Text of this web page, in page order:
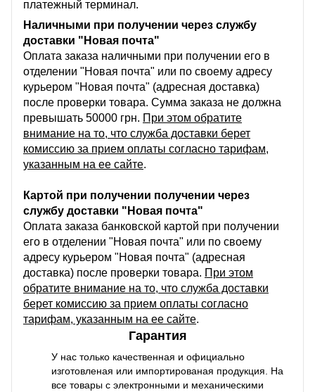
платежный терминал.
Наличными при получении через службу
доставки "Новая почта"
Оплата заказа наличными при получении его в
отделении "Новая почта" или по своему адресу
курьером "Новая почта" (адресная доставка)
после проверки товара. Сумма заказа не должна
превышать 50000 грн. При этом обратите
внимание на то, что служба доставки берет
комиссию за прием оплаты согласно тарифам,
указанным на ее сайте.
Картой при получении получении через
службу доставки "Новая почта"
Оплата заказа банковской картой при получении
его в отделении "Новая почта" или по своему
адресу курьером "Новая почта" (адресная
доставка) после проверки товара. При этом
обратите внимание на то, что служба доставки
берет комиссию за прием оплаты согласно
тарифам, указанным на ее сайте.
Гарантия
У нас только качественная и официально
изготовленая или импортированая продукция. На
все товары с электронными и механическими